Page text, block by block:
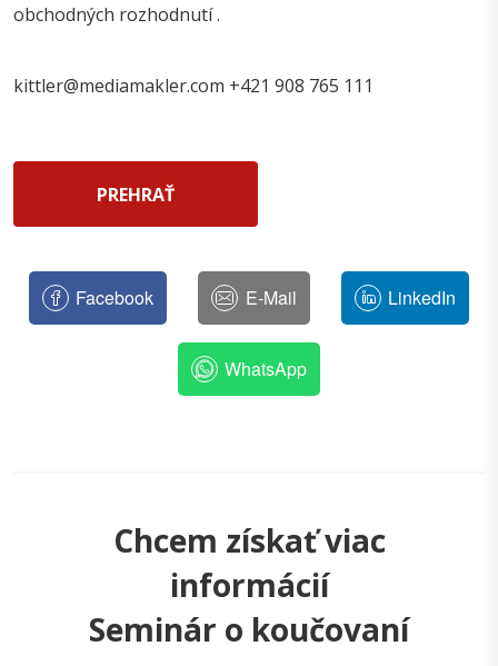
obchodných rozhodnutí .
kittler@mediamakler.com +421 908 765 111
PREHRAŤ
Facebook E-Mail LinkedIn
WhatsApp
Chcem získať viac
informácií
Seminár o koučovaní